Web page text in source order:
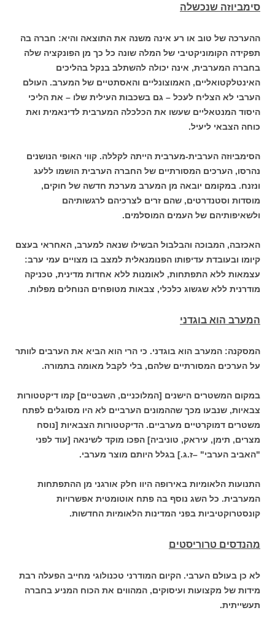
סימביוזה שנכשלה
ההערכה של טוב או רע אינה משנה את התוצאה והיא: חברה בה
תפקידה הקומוניקטיבי של המלה שונה כל כך מן הפונקציה שלה
בחברה המערבית, אינה יכולה להשתלב בנקל בהליכים
האינטלקטואליים, האמוצונליים והאסתטיים של המערב. העולם
הערבי לא הצליח לעכל – גם בשכבות העילית שלו – את הליכי
היסוד המנטאליים שעשו את הכלכלה המערבית לדינאמית ואת
כוחה הצבאי ליעיל.
הסימביוזה הערבית-מערבית הייתה לקללה. קווי האופי הנושנים
נהרסו, הערכים המסורתיים של החברה הערבית הושמו ללעג
ונזנח. במקומם יובאה מן המערב מערכת חדשה של חוקים,
מוסדות וסטנדרטים, שהם זרים לצרכיהם לרגשותיהם
ולשאיפותיהם של העמים המוסלמים.
האכזבה, המבוכה והבלבול הבשילו שנאה למערב, האחראי בעצם
קיומו ובעובדת עדיפותו הפנומנאלית למצב בו מצויים עמי ערב:
עצמאות ללא התפתחות, לאומנות ללא אחדות מדינית, טכניקה
מודרנית ללא שגשוג כלכלי, צבאות מטופחים הנוחלים מפלות.
המערב הוא בוגדני
המסקנה: המערב הוא בוגדני. כי הרי הוא הביא את הערבים לוותר
על הערכים המסורתיים שלהם, בלי לקבל מאומה בתמורה.
במקום המשטרים הישנים [המלוכניים, השבטיים] קמו דיקטטורות
צבאיות, שנבעו מכך שההמונים הערביים לא היו מסוגלים לפתח
משטרים דמוקרטיים מערביים. הדיקטטורות הצבאיות [נוסח
מצרים, תימן, עיראק, טוניביה] הפכו מוקד לשינאה [עוד לפני
"האביב הערבי" –ז.ג.] בגלל היותם מוצר מערבי.
התנועות הלאומיות באירופה היוו חלק אורגני מן ההתפתחות
המערבית. כל השג נוסף בה פתח אוטומטית אפשרויות
קונסטרוקטיביות בפני המדינות הלאומיות החדשות.
מהנדסים טרוריסטים
לא כן בעולם הערבי. הקיום המודרני טכנולוגי מחייב הפעלה רבת
מידות של מקצועות ועיסוקים, המהווים את הכוח המניע בחברה
תעשייתית.